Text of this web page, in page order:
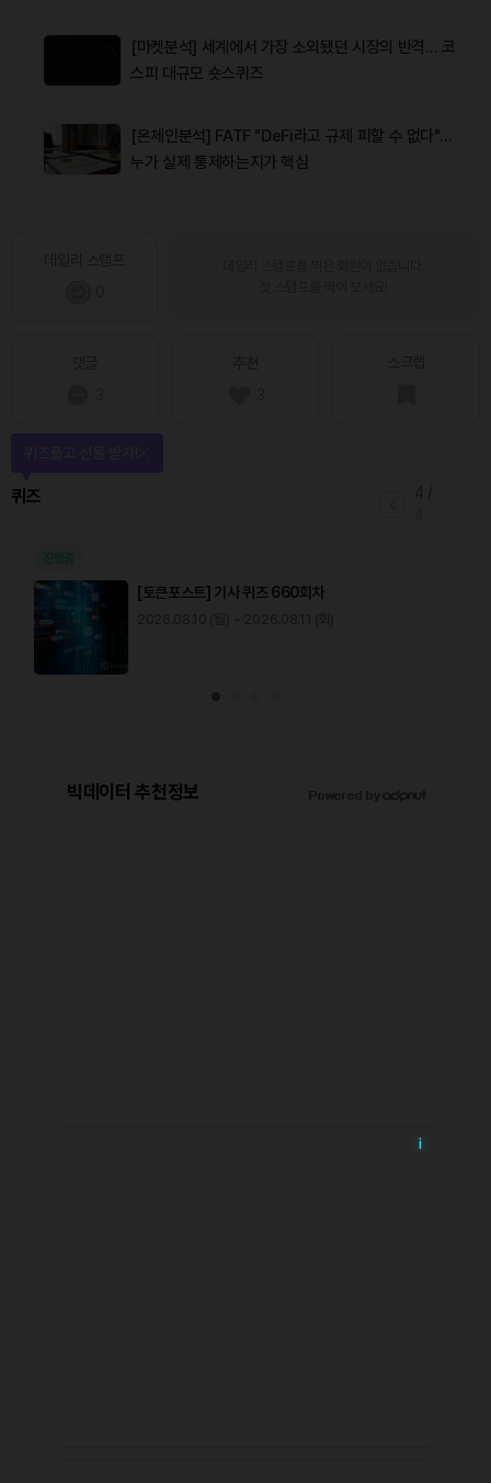
[마켓분석] 세계에서 가장 소외됐던 시장의 반격… 코
스피 대규모 숏스퀴즈
[온체인분석] FATF "DeFi라고 규제 피할 수 없다"…
누가 실제 통제하는지가 핵심
퀴즈
진행중
[토큰포스트] 기사 퀴즈 660회차
빅데이터 추천정보